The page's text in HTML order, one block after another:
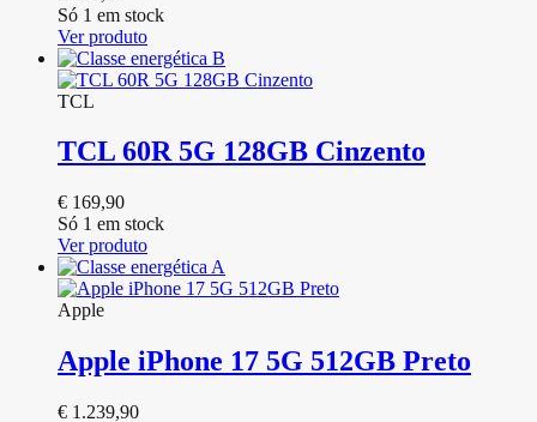
Só 1 em stock
Ver produto
TCL
TCL 60R 5G 128GB Cinzento
€ 169,90
Só 1 em stock
Ver produto
Apple
Apple iPhone 17 5G 512GB Preto
€ 1.239,90